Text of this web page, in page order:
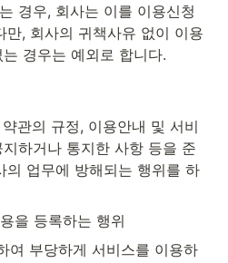
경우, 회사는 이를 이용신청
만, 회사의 귀책사유 없이 이용
경우는 예외로 합니다.
관의 규정, 이용안내 및 서비
하거나 통지한 사항 등을 준
의 업무에 방해되는 행위를 하
을 등록하는 행위
여 부당하게 서비스를 이용하